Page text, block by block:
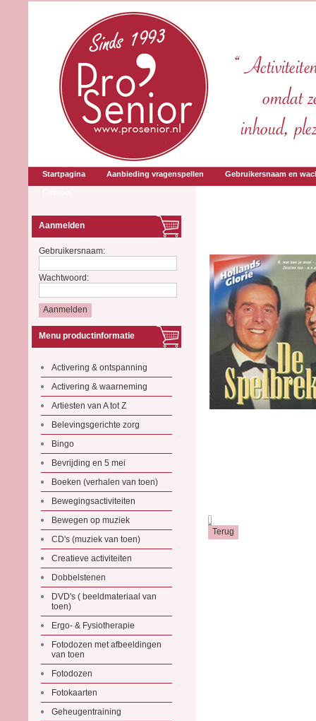
Startpagina Aanbieding vragenspellen Gebruikersnaam en
Aanmelden
Gebruikersnaam:
Wachtwoord:
Menu productinformatie
Activering & ontspanning
Activering & waarneming
Artiesten van A tot Z
Belevingsgerichte zorg
Bingo
Bevrijding en 5 mei
Boeken (verhalen van toen)
Bewegingsactiviteiten
Bewegen op muziek
CD's (muziek van toen)
Creatieve activiteiten
Dobbelstenen
DVD's ( beeldmateriaal van
toen)
Ergo- & Fysiotherapie
Fotodozen met afbeeldingen
van toen
Fotodozen
Fotokaarten
Geheugentraining
.